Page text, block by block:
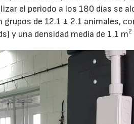
el periodo a los 180 días se
de 12.1 ± 2.1 animales,
y una densidad media de 1.1 m2